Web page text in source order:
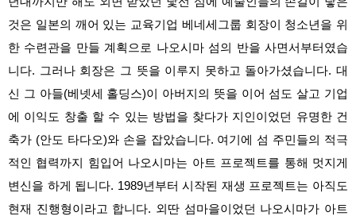
것은 일본의 깨어 있는 교육기업 베네세그룹 회장이 청소년을 위
한 수련관을 만들 계획으로 나오시마 섬의 반을 사면서부터였습
니다. 그러나 회장은 그 뜻을 이루지 못하고 돌아가셨습니다. 대
신
그 아들(베넷세 홀딩스)이 아버지의 뜻을 이어 섬도 살고 기업
에 이익도 창출 할 수 있는 방법을 찾다가 지인이었던 유명한 건
축가 (안도 타다오)와 손을 잡았습니다. 여기에 섬 주민들의 적극
적인 협력까지 힘입어 나오시마는 아트 프로젝트를 통해 멋지게
변신을 하게 됩니다. 1989년부터 시작된 재생 프로젝트는 아직도
현재 진행형이라고 합니다. 외딴 섬마을이었던 나오시마가 아트